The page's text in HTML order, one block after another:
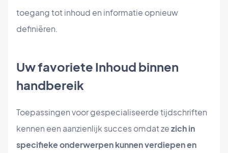
toegang tot inhoud en informatie opnieuw
definiëren.
Uw favoriete Inhoud binnen
handbereik
Toepassingen voor gespecialiseerde tijdschriften
kennen een aanzienlijk succes omdat zezich in
specifieke onderwerpen kunnen verdiepen en